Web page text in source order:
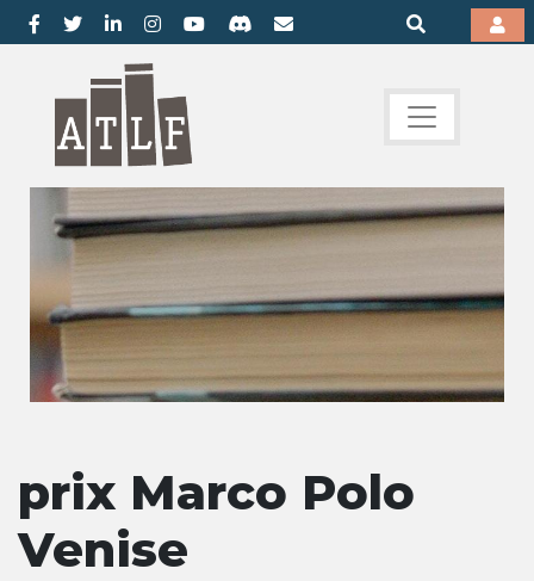
prix Marco Polo
Venise